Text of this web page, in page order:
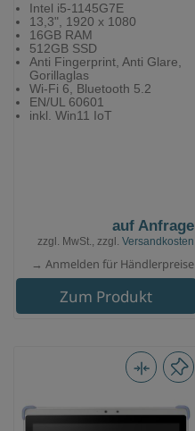
Intel i5-1145G7E
13,3", 1920 x 1080
16GB RAM
512GB SSD
Anti Fingerprint, Anti Glare,
Gorillaglas
Wi-Fi 6, Bluetooth 5.2
EN/UL 60601
inkl. Win11 IoT
auf Anfrage
zzgl. MwSt., zzgl. Versandkosten
→ Anmelden für Händlerpreise
Zum Produkt